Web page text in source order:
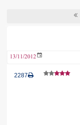
13/11/2012
2287